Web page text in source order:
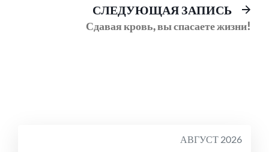
СЛЕДУЮЩАЯ ЗАПИСЬ
Сдавая кровь, вы спасаете жизни!
АВГУСТ 2026